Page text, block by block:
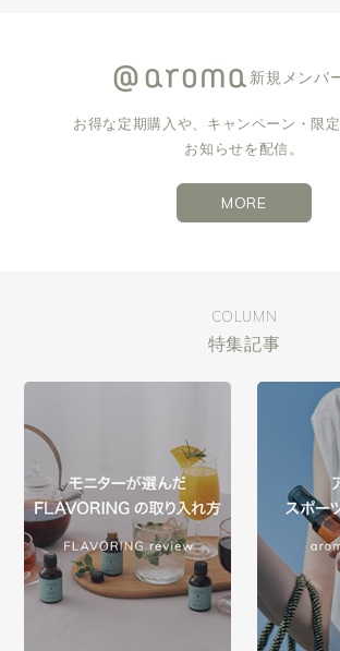
新規メンバ
お得な定期購入や、キャンペーン・限
お知らせを配信。
MORE
COLUMN
特集記事